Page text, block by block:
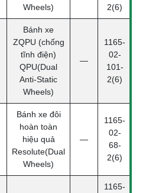
Wheels)
2(6)
Bánh xe
ZQPU (chống
tĩnh điện)
QPU(Dual
Anti-Static
Wheels)
—
1165-
02-
101-
2(6)
Bánh xe đôi
hoàn toàn
hiệu quả
Resolute(Dual
Wheels)
—
1165-
02-
68-
2(6)
1165-